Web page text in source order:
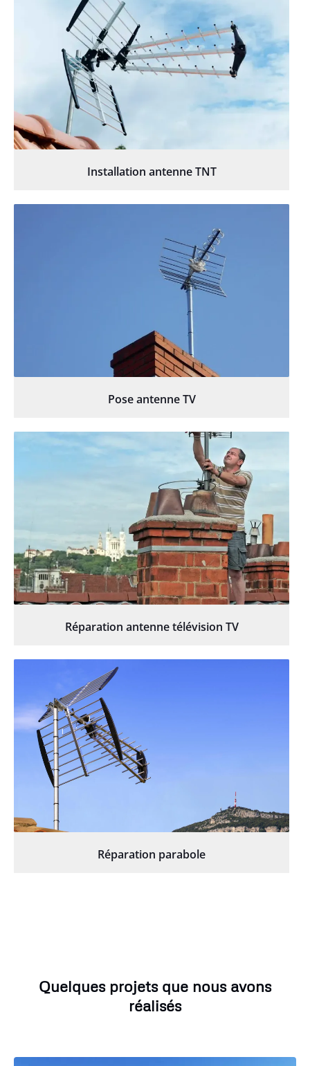
Installation antenne TNT
Pose antenne TV
Réparation antenne télévision TV
Réparation parabole
Quelques projets que nous avons
réalisés